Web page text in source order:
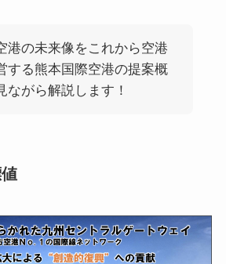
港の未来像をこれから空港
する熊本国際空港の提案概
ながら解説します！